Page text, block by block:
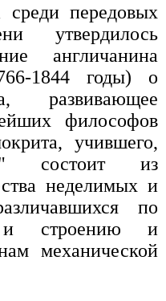
передовых
утвердилось
англичанина
1844 годы) о
развивающее
философов
учившего,
состоит из
неделимых и
по
и строению и
механической